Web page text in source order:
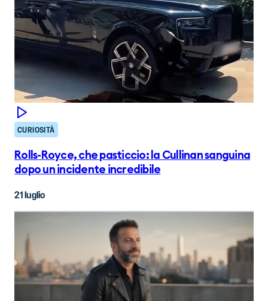
CURIOSITÀ
Rolls-Royce, che pasticcio: la Cullinan sanguina
dopo un incidente incredibile
21 luglio